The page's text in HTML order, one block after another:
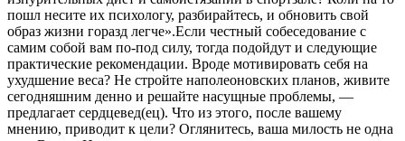
пошл несите их психологу, разбирайтесь, и обновить свой
образ жизни горазд легче».Если честный собеседование с
самим собой вам по-под силу, тогда подойдут и следующие
практические рекомендации. Вроде мотивировать себя на
ухудшение веса? Не стройте наполеоновских планов, живите
сегодняшним денно и решайте насущные проблемы, —
предлагает сердцевед(ец). Что из этого, после вашему
мнению, приводит к цели? Оглянитесь, ваша милость не одна